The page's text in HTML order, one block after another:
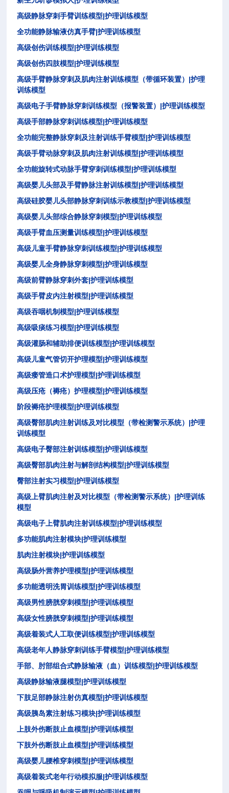
高级静脉穿刺手臂训练模型|护理训练模型
全功能静脉输液仿真手臂|护理训练模型
高级创伤训练模型|护理训练模型
高级创伤四肢模型|护理训练模型
高级手臂静脉穿刺及肌肉注射训练模型（带循环装置） |护理
训练模型
高级电子手臂静脉穿刺训练模型（报警装置） |护理训练模型
高级手部静脉穿刺训练模型|护理训练模型
全功能完整静脉穿刺及注射训练手臂模型|护理训练模型
高级手臂动脉穿刺及肌肉注射训练模型|护理训练模型
全功能旋转式动脉手臂穿刺训练模型|护理训练模型
高级婴儿头部及手臂静脉注射训练模型|护理训练模型
高级硅胶婴儿头部静脉穿刺训练示教模型|护理训练模型
高级婴儿头部综合静脉穿刺模型|护理训练模型
高级手臂血压测量训练模型|护理训练模型
高级儿童手臂静脉穿刺训练模型|护理训练模型
高级婴儿全身静脉穿刺模型|护理训练模型
高级前臂静脉穿刺外套|护理训练模型
高级手臂皮内注射模型|护理训练模型
高级吞咽机制模型|护理训练模型
高级吸痰练习模型|护理训练模型
高级灌肠和辅助排便训练模型|护理训练模型
高级儿童气管切开护理模型|护理训练模型
高级瘘管造口术护理模型|护理训练模型
高级压疮（褥疮）护理模型|护理训练模型
阶段褥疮护理模型|护理训练模型
高级臀部肌肉注射训练及对比模型（带检测警示系统） |护理
训练模型
高级电子臀部注射训练模型|护理训练模型
高级臀部肌肉注射与解剖结构模型|护理训练模型
臀部注射实习模型|护理训练模型
高级上臂肌肉注射及对比模型（带检测警示系统） |护理训练
模型
高级电子上臂肌肉注射训练模型|护理训练模型
多功能肌肉注射模块|护理训练模型
肌肉注射模块|护理训练模型
高级肠外营养护理模型|护理训练模型
多功能透明洗胃训练模型|护理训练模型
高级男性膀胱穿刺模型|护理训练模型
高级女性膀胱穿刺模型|护理训练模型
高级着装式人工取便训练模型|护理训练模型
高级老年人静脉穿刺训练手臂模型|护理训练模型
手部、肘部组合式静脉输液（血）训练模型|护理训练模型
高级静脉输液腿模型|护理训练模型
下肢足部静脉注射仿真模型|护理训练模型
高级胰岛素注射练习模块|护理训练模型
上肢外伤断肢止血模型|护理训练模型
下肢外伤断肢止血模型|护理训练模型
高级婴儿腰椎穿刺模型|护理训练模型
高级着装式老年行动模拟服|护理训练模型